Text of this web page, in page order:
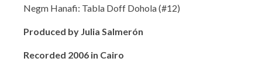
Negm Hanafi: Tabla Doff Dohola (#12)
Produced by Julia Salmerón
Recorded 2006 in Cairo